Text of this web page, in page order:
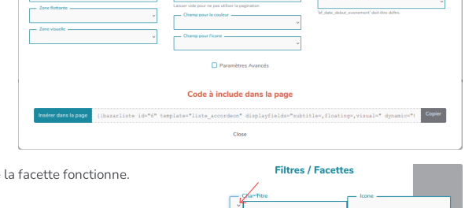
la facette fonctionne.